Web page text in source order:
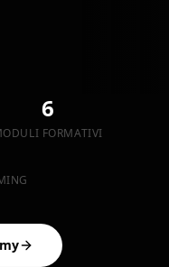
6
FORMATIVI